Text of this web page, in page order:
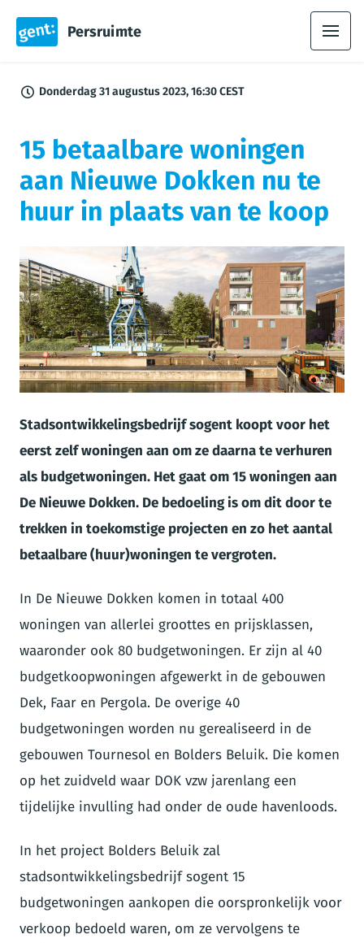
Persruimte
Donderdag 31 augustus 2023, 16:30 CEST
15 betaalbare woningen
aan Nieuwe Dokken nu te
huur in plaats van te koop
JPG
Stadsontwikkelingsbedrijf sogent koopt voor het
eerst zelf woningen aan om ze daarna te verhuren
als budgetwoningen. Het gaat om 15 woningen aan
De Nieuwe Dokken. De bedoeling is om dit door te
trekken in toekomstige projecten en zo het aantal
betaalbare (huur)woningen te vergroten.
In De Nieuwe Dokken komen in totaal 400
woningen van allerlei groottes en prijsklassen,
waaronder ook 80 budgetwoningen. Er zijn al 40
budgetkoopwoningen afgewerkt in de gebouwen
Dek, Faar en Pergola. De overige 40
budgetwoningen worden nu gerealiseerd in de
gebouwen Tournesol en Bolders Beluik. Die komen
op het zuidveld waar DOK vzw jarenlang een
tijdelijke invulling had onder de oude havenloods.
In het project Bolders Beluik zal
stadsontwikkelingsbedrijf sogent 15
budgetwoningen aankopen die oorspronkelijk voor
verkoop bedoeld waren, om ze vervolgens te